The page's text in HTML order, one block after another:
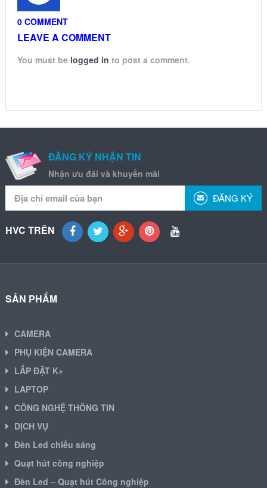
0 COMMENT
LEAVE A COMMENT
You must be logged in to post a comment.
ĐĂNG KÝ NHẬN TIN
Nhận ưu đãi và khuyến mãi
ĐĂNG KÝ
HVC TRÊN
SẢN PHẨM
CAMERA
PHỤ KIỆN CAMERA
LẮP ĐẶT K+
LAPTOP
CÔNG NGHỆ THÔNG TIN
DỊCH VỤ
Đèn Led chiếu sáng
Quạt hút công nghiệp
Đèn Led – Quạt hút Công nghiệp